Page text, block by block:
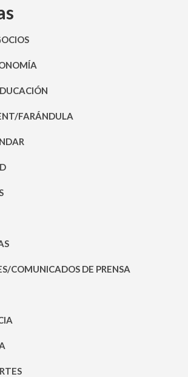
FARÁNDULA
COMUNICADOS DE PRENSA